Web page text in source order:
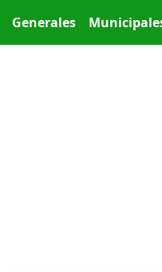
Generales